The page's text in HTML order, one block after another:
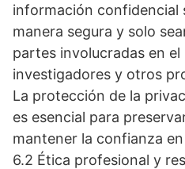
información confidencial
manera segura y solo
partes involucradas en
investigadores y otros
La protección de la
es esencial para
mantener la confianza
6.2 Ética profesional y